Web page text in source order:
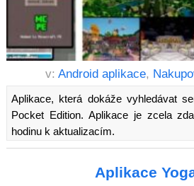
v: Android aplikace,
Aplikace, která dokáže vyhledávat
Pocket Edition. Aplikace je zcela
hodinu k aktualizacím.
Aplikace